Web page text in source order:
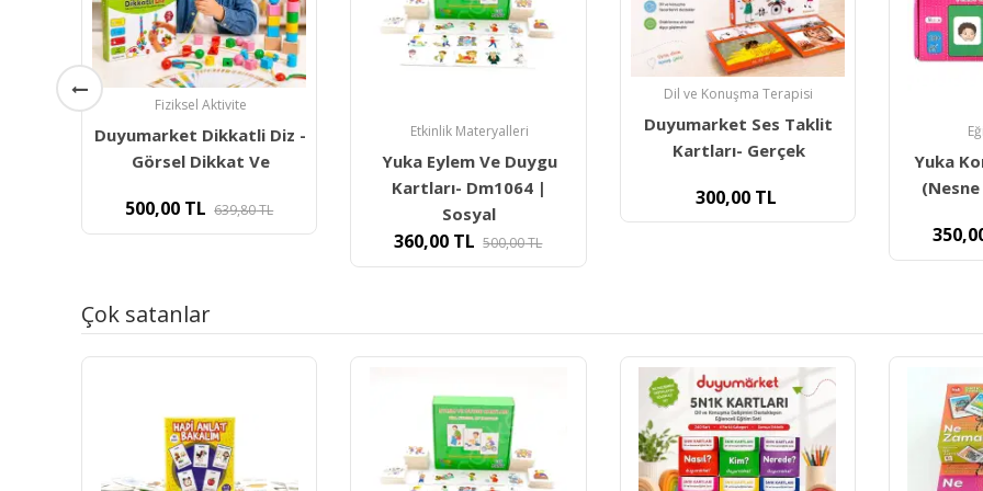
Etkinlik Materyalleri
Yuka Eylem Ve Duygu
Sosyal
360,00TL
Duyumarket Ses Taklit
300,00TL
Eğitici Kartlar
Yuka Konuşma Kartları
(Nesne Eylem İlişkisi)
Yuka
Kartları
Çok satanlar